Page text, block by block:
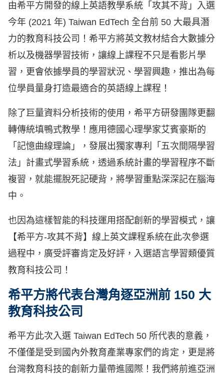
由希平方開發的線上英語教學系統「攻其不背」入選
今年 (2021 年) Taiwan EdTech 全台前 50 大最具潛
力的教育科技公司！希平方將英文教材結合大數據分
析以及機器學習技術，讓線上課程不只是看影片學
習，更會依據學員的學習狀況、學習興趣，推出為每
位學員量身打造最適合的英語線上課程！
除了巨量資料分析技術的使用，希平方研發團隊更翻
轉傳統填鴨式教學！應用德國心理學家艾賓豪斯的
「記憶曲線理論」，發展出獨家專利「五次間隔學習
法」計畫式學習系統，透過系統計畫的學習程序不斷
複習，就能擺脫死記硬背，將學習重點深深記在腦海
中。
也因為這樣智能的科技運用搭配創新的學習模式，讓
【希平方-攻其不背】線上英文課程系統在此次參選
過程中，廣受評審肯定及好評，入選語言學習類優質
教育科技公司！
希平方將代表台灣角逐亞洲前 150 大
教育科技公司
希平方此次入選 Taiwan EdTech 50 所代表的意義，
不僅僅是受到國內外教育產業專家們的肯定，更是將
台灣教育科技的創新力量帶進國際！我們將前進亞洲